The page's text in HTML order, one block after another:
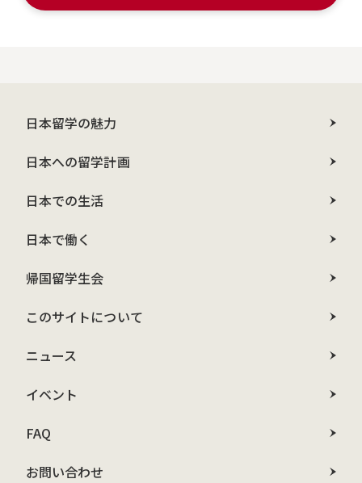
日本留学の魅力
日本への留学計画
日本での生活
日本で働く
帰国留学生会
このサイトについて
ニュース
イベント
FAQ
お問い合わせ